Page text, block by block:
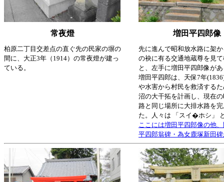
常夜燈 増田平四郎像
柏原二丁目交差点の直ぐ先の民家の塀の
間に、大正3年（1914）の常夜燈が建っ
ている。
先に進んで昭和放水路に架
の袂に有る交通地蔵尊を見
と、左手に増田平四郎像が
増田平四郎は、天保7年
や水害から村民を救済する
沼の大干拓を計画し、現在
路と同じ場所に大排水路を
た。人々は 「スイ�ホシ」
ここには増田平四郎像の他
平四郎翁碑・為女鹿塚新田